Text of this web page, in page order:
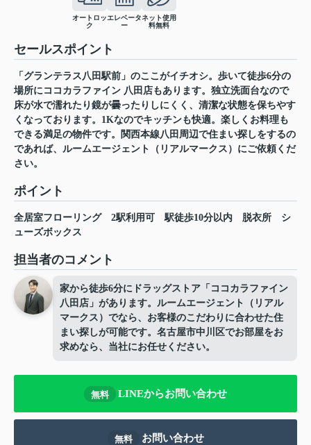
オートロッ
ク
エレベータ
ー
ネット使用
料無料
セールスポイント
「グランテラス八田駅前」のここがイチオシ。歩いて徒歩6分の
場所にココカラファイン 八田店もあります。独立洗面台なので
床が水で濡れたり鏡が曇ったりしにくく、清潔な状態を保ちやす
くなっております。1Kなのでキッチンも快適。楽しくお料理も
できる満足の物件です。関西本線八田周辺で住まい探しをするの
であれば、ルームエージェント（リアルマークス）にご依頼くだ
さい。
ポイント
全居室フローリング 2駅利用可 駅徒歩10分以内 脱衣所
シ
ューズボックス
担当者のコメント
家から徒歩6分にドラッグストア「ココカラファイン
八田店」があります。ルームエージェント（リアル
マークス）でなら、お客様のこだわりに合わせた住
まい探しが可能です。名古屋市中川区でお部屋をお
求めなら、当社にお任せください。
無料 LINEからお問い合わせ
無料 お問い合わせ